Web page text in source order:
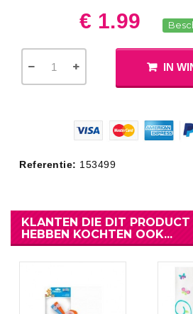
€ 1.99
IN
Referentie: 153499
KLANTEN DIE DIT
HEBBEN KOCHTEN OOK...